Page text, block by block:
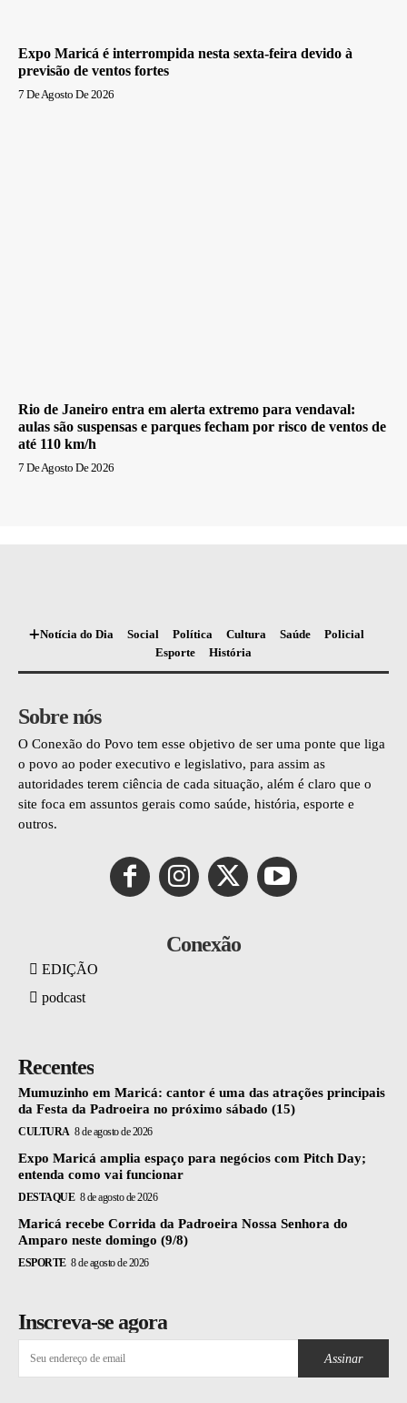
Expo Maricá é interrompida nesta sexta-feira devido à
previsão de ventos fortes
7 De Agosto De 2026
Rio de Janeiro entra em alerta extremo para vendaval:
aulas são suspensas e parques fecham por risco de ventos de
até 110 km/h
7 De Agosto De 2026
Notícia do Dia Social Política Cultura Saúde
Policial
Esporte
História
Sobre nós
O Conexão do Povo tem esse objetivo de ser uma ponte que liga
o povo ao poder executivo e legislativo, para assim as
autoridades terem ciência de cada situação, além é claro que o
site foca em assuntos gerais como saúde, história, esporte e
outros.
Conexão
EDIÇÃO
podcast
Recentes
Mumuzinho em Maricá: cantor é uma das atrações principais
da Festa da Padroeira no próximo sábado (15)
CULTURA 8 de agosto de 2026
Expo Maricá amplia espaço para negócios com Pitch Day;
entenda como vai funcionar
DESTAQUE 8 de agosto de 2026
Maricá recebe Corrida da Padroeira Nossa Senhora do
Amparo neste domingo (9/8)
ESPORTE 8 de agosto de 2026
Inscreva-se agora
Assinar